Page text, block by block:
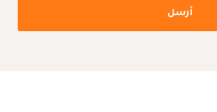
أرسل